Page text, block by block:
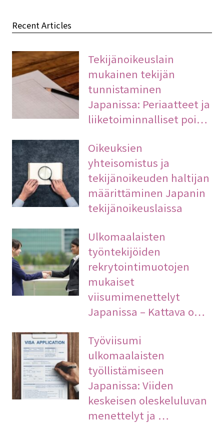
Recent Articles
Tekijänoikeuslain
mukainen tekijän
tunnistaminen
Japanissa: Periaatteet ja
liiketoiminnalliset poi…
Oikeuksien
yhteisomistus ja
tekijänoikeuden haltijan
määrittäminen Japanin
tekijänoikeuslaissa
Ulkomaalaisten
työntekijöiden
rekrytointimuotojen
mukaiset
viisumimenettelyt
Japanissa – Kattava o…
Työviisumi
ulkomaalaisten
työllistämiseen
Japanissa: Viiden
keskeisen oleskeluluvan
menettelyt ja …